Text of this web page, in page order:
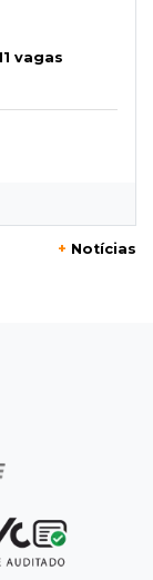
vagas
8,2 mil;
e
0 e sobe
+ Notícias